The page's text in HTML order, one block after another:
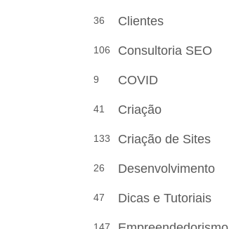
36 Clientes
106 Consultoria SEO
9 COVID
41 Criação
133 Criação de Sites
26 Desenvolvimento
47 Dicas e Tutoriais